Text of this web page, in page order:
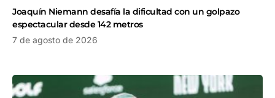
Joaquín Niemann desafía la dificultad con un golpazo
espectacular desde 142 metros
7 de agosto de 2026